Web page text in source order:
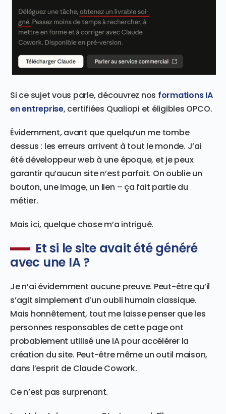
Si ce sujet vous parle, découvrez nos formations IA
en entreprise, certifiées Qualiopi et éligibles OPCO.
Évidemment, avant que quelqu’un me tombe
dessus : les erreurs arrivent à tout le monde. J’ai
été développeur web à une époque, et je peux
garantir qu’aucun site n’est parfait. On oublie un
bouton, une image, un lien – ça fait partie du
métier.
Mais ici, quelque chose m’a intrigué.
Et si le site avait été généré
avec une IA ?
Je n’ai évidemment aucune preuve. Peut-être qu’il
s’agit simplement d’un oubli humain classique.
Mais honnêtement, tout me laisse penser que les
personnes responsables de cette page ont
probablement utilisé une IA pour accélérer la
création du site. Peut-être même un outil maison,
dans l’esprit de Claude Cowork.
Ce n’est pas surprenant.